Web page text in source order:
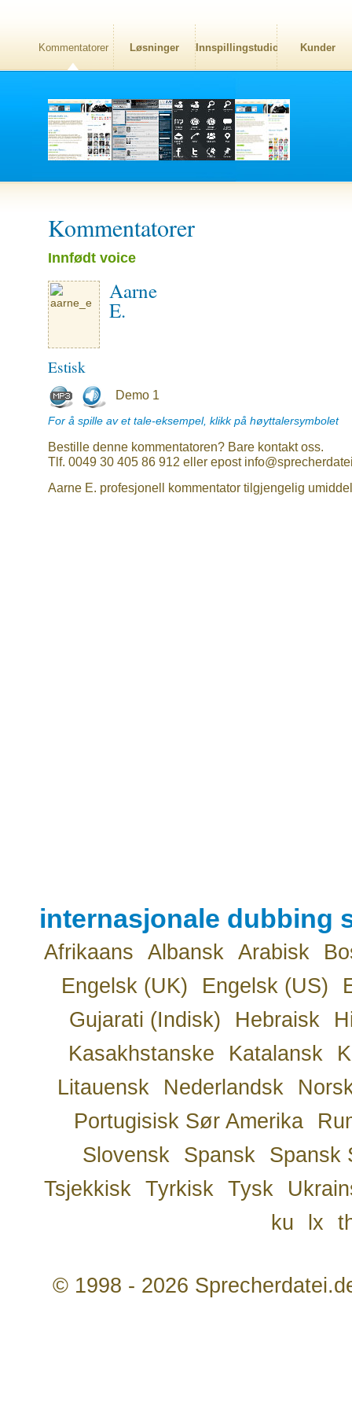
Kommentatorer Løsninger Innspillingstudio Kunder
Kommentatorer
Innfødt voice
Aarne
E.
Estisk
Demo 1
For å spille av et tale-eksempel, klikk på høyttalersymbolet
Bestille denne kommentatoren? Bare kontakt oss.
Tlf. 0049 30 405 86 912 eller epost
Aarne E. profesjonell kommentator tilgjengelig
internasjonale dubbing
Afrikaans Albansk Arabisk
Engelsk (UK)
Engelsk (US)
Gujarati (Indisk)
Hebraisk
Kasakhstanske
Katalansk
Litauensk
Nederlandsk
Portugisisk Sør Amerika
Slovensk
Spansk
Spansk
Tsjekkisk
Tyrkisk Tysk
ku
lx
© 1998 - 2026